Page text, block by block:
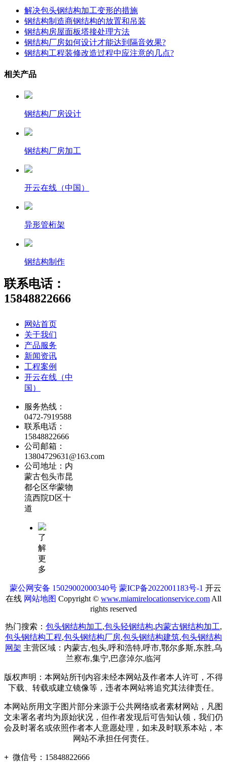
解决包头钢结构加工变形的措施
钢结构制造商钢结构的放置和吊装
钢结构房屋面板塔接处理方法
钢结构厂房如何设计才能达到隔音效果?
钢结构工程装修改造过程中应注意的几点?
相关产品
钢结构厂房设计
钢结构厂房加工
开云在线（中国）
异形管桁架
钢结构制作
联系电话：
15848822666
网站首页
关于我们
产品服务
新闻资讯
工程案例
开云在线（中
国）
服务热线：
0472-7919588
联系电话：
15848822666
公司邮箱：
13804729631@163.com
公司地址：内
蒙古包头市昆
都仑区华蒙物
流西院D区十
道
了
解
更
多
蒙公网安备 15029002000340号 蒙ICP备2022001183号-1 开云
在线 网站地图 Copyright © www.miamirelocationservice.comAll
rights reserved
热门搜索： 包头钢结构加工,包头轻钢结构,内蒙古钢结构加工,
包头钢结构工程,包头钢结构厂房,包头钢结构建筑,包头钢结构
网架 主营区域：内蒙古,包头,呼和浩特,呼市,鄂尔多斯,东胜,乌
兰察布,集宁,巴彦淖尔,临河
版权声明：本网站所刊内容未经本网站及作者本人许可，不得
下载、转载或建立镜像等，违者本网站将追究其法律责任。
本网站所用文字图片部分来源于公共网络或者素材网站，凡图
文未署名者均为原始状况，但作者发现后可告知认领，我们仍
会及时署名或依照作者本人意愿处理，如未及时联系本站，本
网站不承担任何责任。
+ 微信号： 15848822666